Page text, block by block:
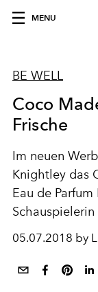
MENU
BE WELL
Coco
Frische
Im neuen
Knightley das
Eau de
05.07.2018 by